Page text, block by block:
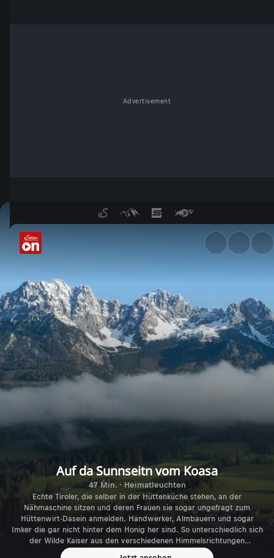
Advertisement
Auf da Sunnseitn vom Koasa
Auf da Sunnseitn vom Koasa
47 Min. · Heimatleuchten
Echte Tiroler, die selber in der Hüttenküche stehen, an der
Nähmaschine sitzen und deren Frauen sie sogar ungefragt zum
Hüttenwirt-Dasein anmelden. Handwerker, Almbauern und sogar
Imker die gar nicht hinter dem Honig her sind. So unterschiedlich sich
der Wilde Kaiser aus den verschiedenen Himmelsrichtungen
präsentiert, so abwechslungsreich sind auch die Menschen und